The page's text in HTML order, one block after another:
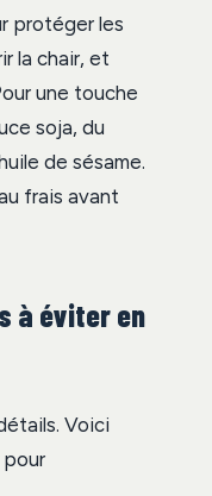
protéger les
la chair, et
une touche
soja, du
de sésame.
frais avant
à éviter en
Voici